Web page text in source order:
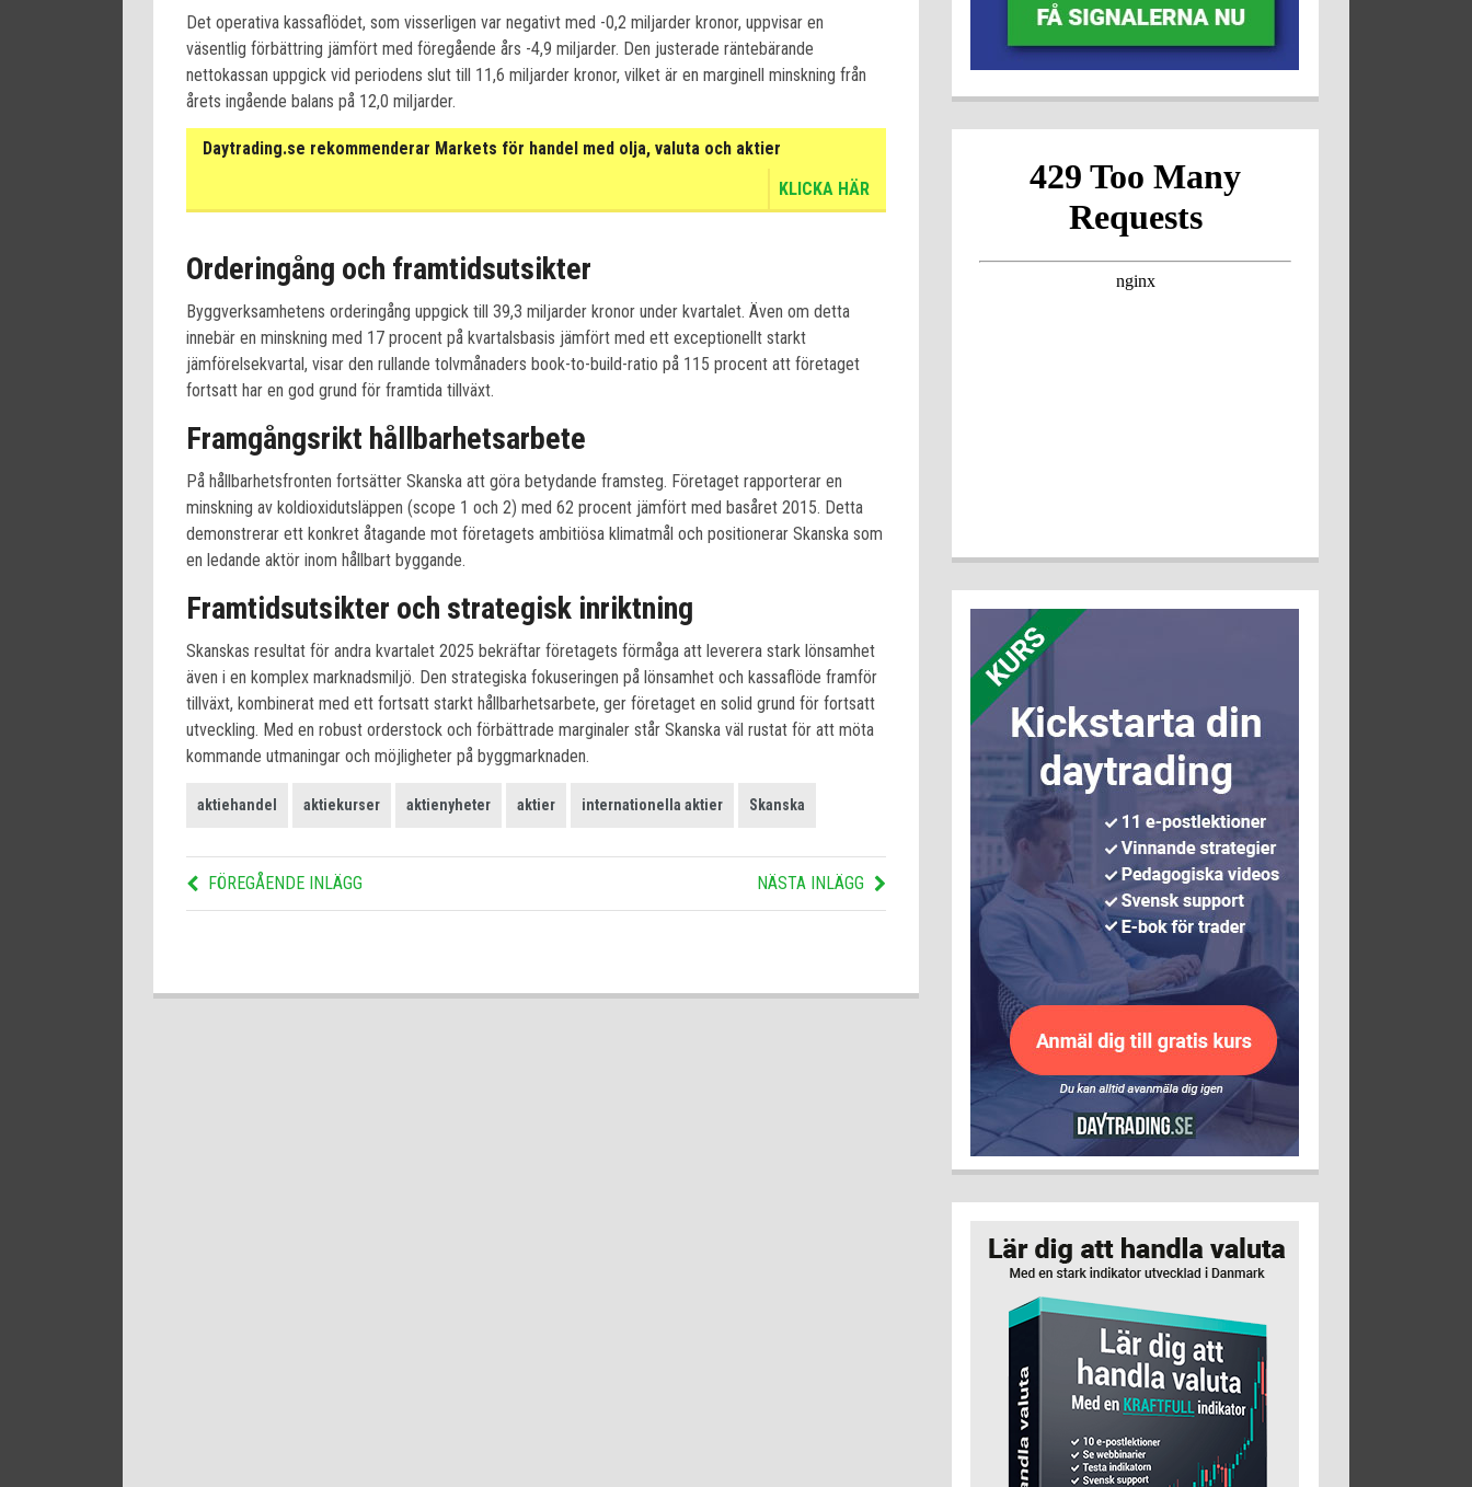
Det operativa kassaflödet, som visserligen var negativt med -0,2 miljarder kronor, uppvisar en
väsentlig förbättring jämfört med föregående års -4,9 miljarder. Den justerade räntebärande
nettokassan uppgick vid periodens slut till 11,6 miljarder kronor, vilket är en marginell minskning från
årets ingående balans på 12,0 miljarder.
Daytrading.se rekommenderar Markets för handel med olja, valuta och aktier
KLICKA HÄR
Orderingång och framtidsutsikter
Byggverksamhetens orderingång uppgick till 39,3 miljarder kronor under kvartalet. Även om detta
innebär en minskning med 17 procent på kvartalsbasis jämfört med ett exceptionellt starkt
jämförelsekvartal, visar den rullande tolvmånaders book-to-build-ratio på 115 procent att företaget
fortsatt har en god grund för framtida tillväxt.
Framgångsrikt hållbarhetsarbete
På hållbarhetsfronten fortsätter Skanska att göra betydande framsteg. Företaget rapporterar en
minskning av koldioxidutsläppen (scope 1 och 2) med 62 procent jämfört med basåret 2015. Detta
demonstrerar ett konkret åtagande mot företagets ambitiösa klimatmål och positionerar Skanska som
en ledande aktör inom hållbart byggande.
Framtidsutsikter och strategisk inriktning
Skanskas resultat för andra kvartalet 2025 bekräftar företagets förmåga att leverera stark lönsamhet
även i en komplex marknadsmiljö. Den strategiska fokuseringen på lönsamhet och kassaflöde framför
tillväxt, kombinerat med ett fortsatt starkt hållbarhetsarbete, ger företaget en solid grund för fortsatt
utveckling. Med en robust orderstock och förbättrade marginaler står Skanska väl rustat för att möta
kommande utmaningar och möjligheter på byggmarknaden.
aktiehandel aktiekurser aktienyheter aktier internationella aktier Skanska
FÖREGÅENDE INLÄGG NÄSTA INLÄGG